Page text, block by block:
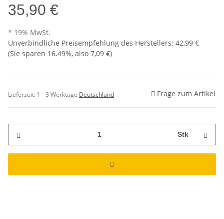
35,90 €
* 19% MwSt.
Unverbindliche Preisempfehlung des Herstellers: 42,99 €
(Sie sparen 16.49%, also 7,09 €)
Lieferzeit: 1 - 3 Werktage Deutschland Frage zum Artikel
Stk